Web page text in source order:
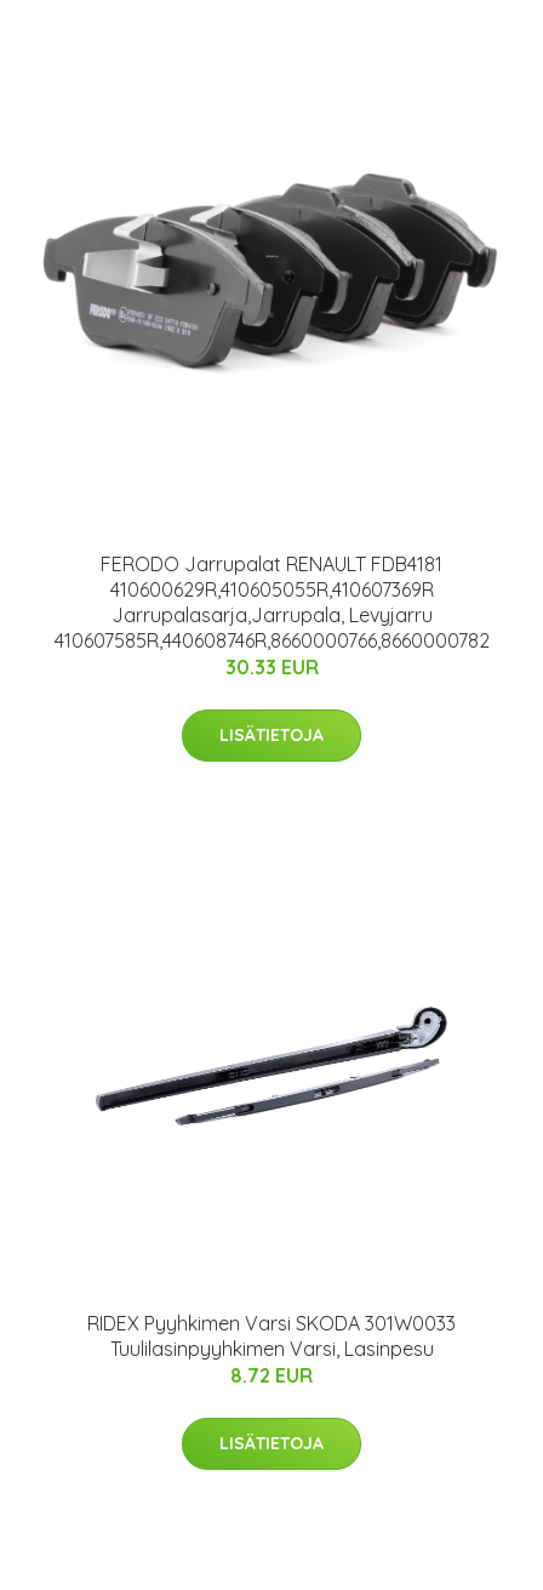
FERODO Jarrupalat RENAULT FDB4181
410600629R,410605055R,410607369R
Jarrupalasarja,Jarrupala, Levyjarru
410607585R,440608746R,8660000766,8660000782
30.33 EUR
LISÄTIETOJA
RIDEX Pyyhkimen Varsi SKODA 301W0033
Tuulilasinpyyhkimen Varsi, Lasinpesu
8.72 EUR
LISÄTIETOJA